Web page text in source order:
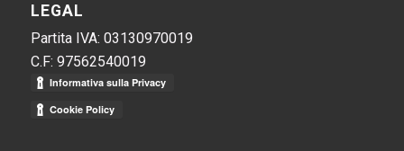
LEGAL
Partita IVA: 03130970019
C.F: 97562540019